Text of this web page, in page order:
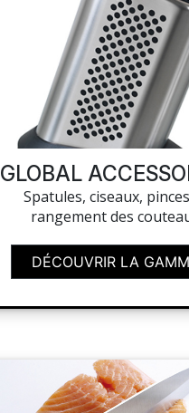
GLOBAL
Spatules, ciseaux,
rangement des
DÉCOUVRIR LA